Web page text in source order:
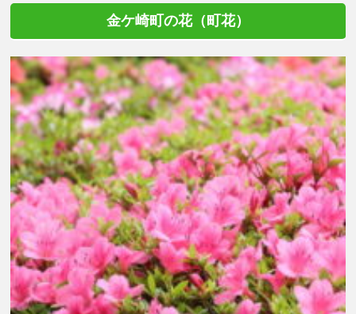
金ケ崎町の花（町花）